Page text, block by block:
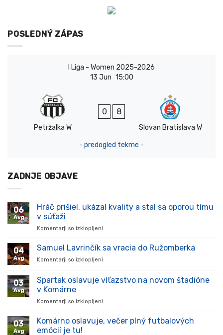
POSLEDNÝ ZÁPAS
I Liga - Women 2025-2026
13 Jun 15:00
Petržalka W
0 8
Slovan Bratislava W
- predogled tekme -
ZADNJE OBJAVE
06
Avg
Hráč prišiel, ukázal kvality a stal sa oporou tímu
v súťaži
Komentarji so izklopljeni
prišiel,
stal
súťaži
04
Avg
Samuel Lavrinčík sa vracia do Ružomberka
Komentarji so izklopljeni
Lavrinčík
sa
03
Avg
Spartak oslavuje víťazstvo na novom štadióne
v Komárne
Komentarji so izklopljeni
oslavuje
03
Avg
Komárno oslavuje, večer plný futbalových
emócií je tu!